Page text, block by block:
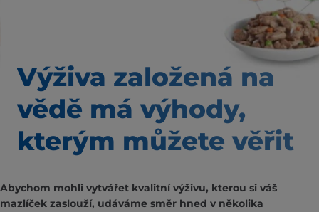
Výživa založená na
vědě má výhody,
kterým můžete věřit
Abychom mohli vytvářet kvalitní výživu, kterou si váš
mazlíček zaslouží, udáváme směr hned v několika